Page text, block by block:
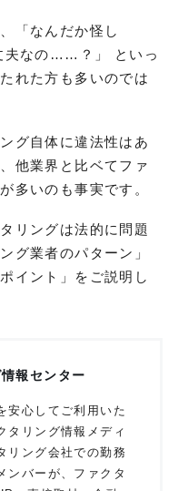
「なんだか怪し
なの……？」 といっ
れた方も多いのでは
グ自体に違法性はあ
他業界と比ベてファ
多いのも事実です。
リングは法的に問題
グ業者のパターン」
イント」をご説明し
報センター
安心してご利用いた
タリング情報メディ
リング会社での勤務
ンバーが、ファクタ